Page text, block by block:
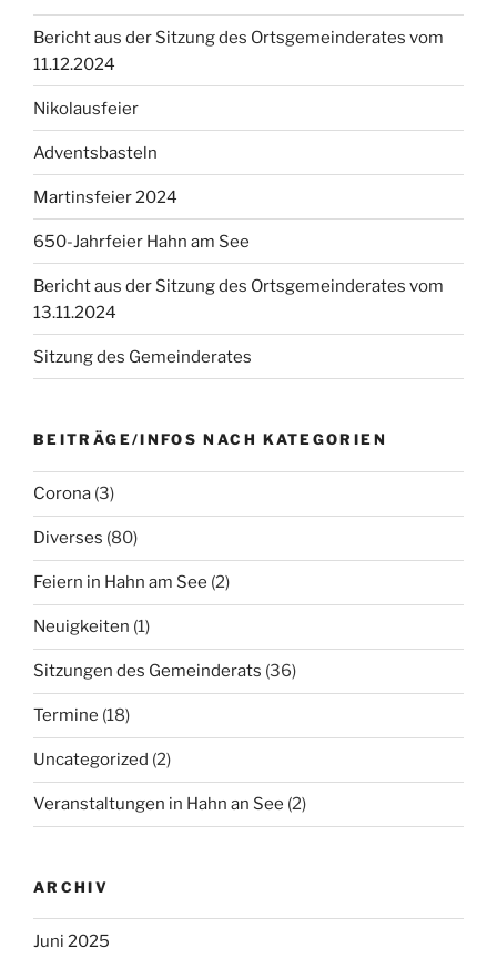
Bericht aus der Sitzung des Ortsgemeinderates vom
11.12.2024
Nikolausfeier
Adventsbasteln
Martinsfeier 2024
650-Jahrfeier Hahn am See
Bericht aus der Sitzung des Ortsgemeinderates vom
13.11.2024
Sitzung des Gemeinderates
BEITRÄGE/INFOS NACH KATEGORIEN
Corona (3)
Diverses (80)
Feiern in Hahn am See (2)
Neuigkeiten (1)
Sitzungen des Gemeinderats (36)
Termine (18)
Uncategorized (2)
Veranstaltungen in Hahn an See (2)
ARCHIV
Juni 2025